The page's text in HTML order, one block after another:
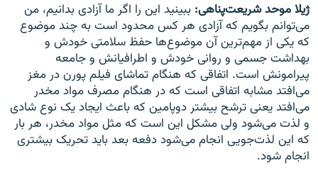
ژیلا موحد شریعت‌پناهی: ببینید این را اگر ما آزادی بدانیم، من
می‌توانم بگویم که آزادی هر کس محدود است به چند موضوع
که یکی از مهم‌ترین آن موضوع‌ها حفظ سلامتی خودش و
بهداشت جسمی و روانی خودش و اطرافیانش و جامعه
پیرامونش است. اتفاقی که هنگام تماشای فیلم پورن در مغز
می‌افتد مشابه اتفاقی است که در هنگام مصرف مواد مخدر
می‌افتد یعنی ترشح بیشتر دوپامین که باعث ایجاد یک نوع شادی
و لذت می‌شود ولی مشکل این است که مثل مواد مخدر، هر بار
که این لذت‌جویی انجام می‌شود دفعه بعد باید تحریک بیشتری
انجام شود.